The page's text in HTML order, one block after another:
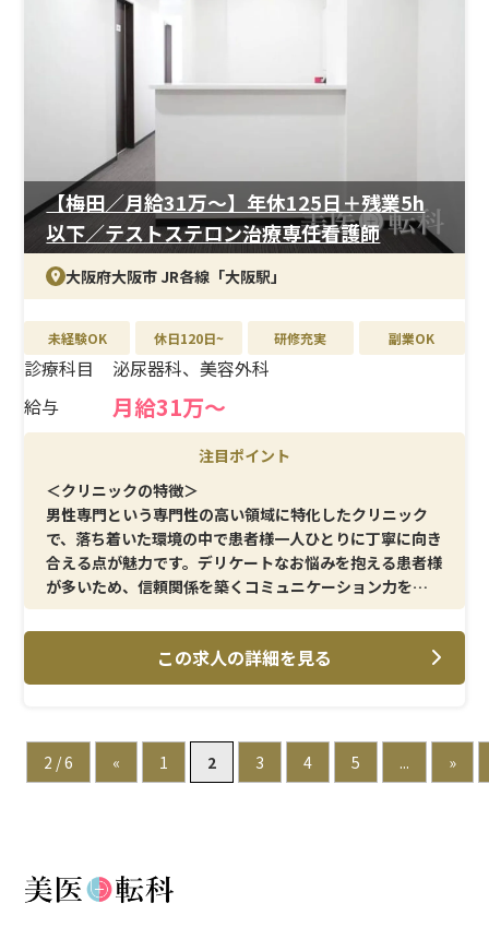
＜研修制度＞
経験の方でも、段階的に知識と技術を習得できるため、
安心してスタートできます。専門分野に特化したキャリア
を築きたい方にとって成長しやすい環境です。
＜待遇＞
月給水準が高く、賞与や報奨金制度も整っているため、
頑張りがしっかり還元される環境です。年間休日125日以
上・残業ほぼなしと、働きやすさも両立。福利厚生も充実
しており、ライフステージが変わっても長く安定して働け
【梅田／月給31万〜】年休125日＋残業5h
以下／テストステロン治療専任看護師
大阪府大阪市 JR各線「大阪駅」
未経験OK 休日120日~ 研修充実 副業OK
診療科目
泌尿器科、美容外科
給与
月給31万〜
注目ポイント
＜クリニックの特徴＞
男性専門という専門性の高い領域に特化したクリニック
で、落ち着いた環境の中で患者様一人ひとりに丁寧に向き
合える点が魅力です。デリケートなお悩みを抱える患者様
が多いため、信頼関係を築くコミュニケーション力を活
かしたい方に適しています。男性看護師が中心となって活
躍しており、同じ目線で働ける環境です。
＜メイン施術＞
処置業務や患者様対応に専念できるため、専門性を高め
ながら無理なく業務に取り組めます。
寧に指導を受けられる体制です。泌尿器科や美容領域が未
経験の方でも、段階的に知識と技術を習得できるため、
この求人の詳細を見る
2 / 6 « 1 2 3 4 5 ... »